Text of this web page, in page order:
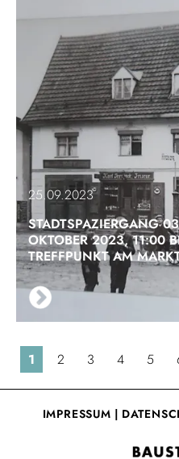
25.09.2023
STADTSPAZIERGANG
OKTOBER 2023, 11:00
TREFFPUNKT AM
1 2 3 4 5
IMPRESSUM |